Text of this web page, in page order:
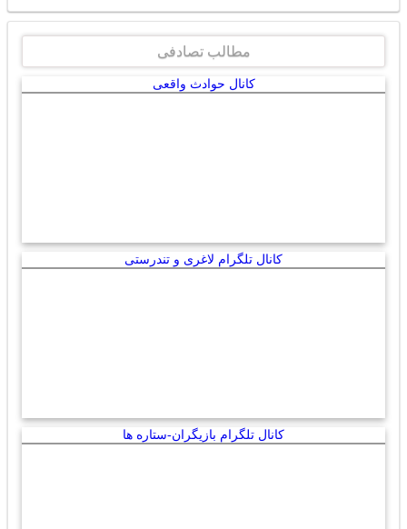
مطالب تصادفی
کانال حوادث واقعی
کانال تلگرام لاغری و تندرستی
کانال تلگرام بازیگران-ستاره ها